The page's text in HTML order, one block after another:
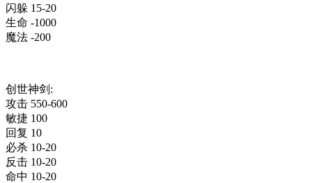
闪躲 15-20
生命 -1000
魔法 -200
创世神剑:
攻击 550-600
敏捷 100
回复 10
必杀 10-20
反击 10-20
命中 10-20